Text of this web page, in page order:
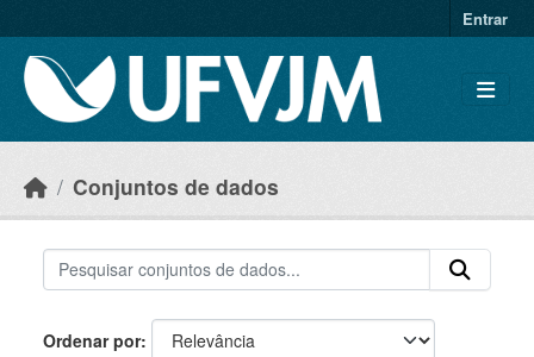
Entrar
Conjuntos de dados
Ordenar por